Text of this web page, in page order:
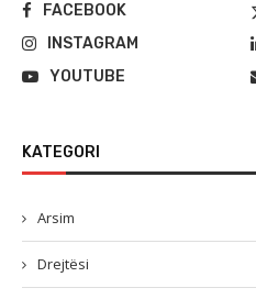
FACEBOOK
INSTAGRAM
YOUTUBE
KATEGORI
Arsim
Drejtësi